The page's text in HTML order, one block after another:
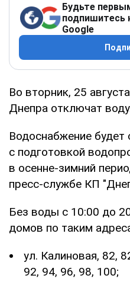
Будьте
подпишитесь
Google
Во вторник, 25
Днепра отключат
Водоснабжение будет
с подготовкой
в осенне-зимний
пресс-службе КП
Без воды с 10:00 до
домов по таким
ул. Калиновая, 82,
92, 94, 96, 98, 100;